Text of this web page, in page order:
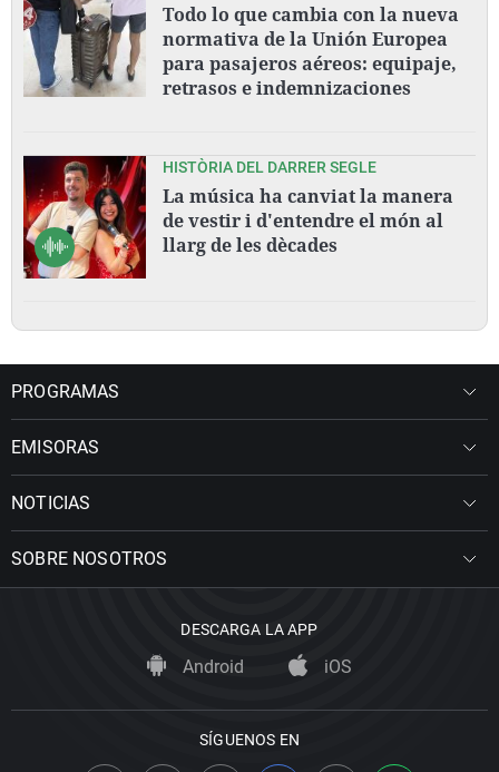
Todo lo que cambia con la nueva
normativa de la Unión Europea
para pasajeros aéreos: equipaje,
retrasos e indemnizaciones
HISTÒRIA DEL DARRER SEGLE
La música ha canviat la manera
de vestir i d'entendre el món al
llarg de les dècades
PROGRAMAS
EMISORAS
NOTICIAS
SOBRE NOSOTROS
DESCARGA LA APP
Android iOS
SÍGUENOS EN